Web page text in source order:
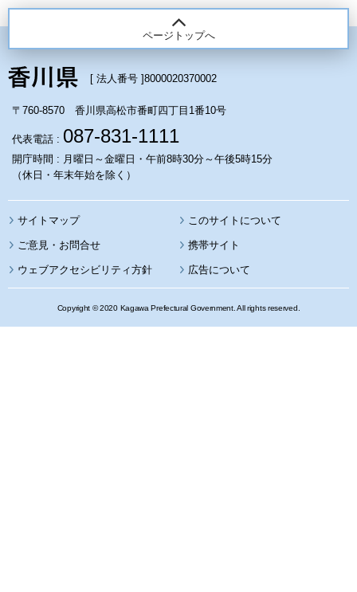
ページトップへ
[ 法人番号 ]8000020370002
〒760-8570 香川県高松市番町四丁目1番10号
代表電話 : 087-831-1111
開庁時間 : 月曜日～金曜日・午前8時30分～午後5時15分
（休日・年末年始を除く）
サイトマップ このサイトについて
携帯サイト
ウェブアクセシビリティ方針 広告について
Copyright © 2020 Kagawa Prefectural Government. All rights reserved.